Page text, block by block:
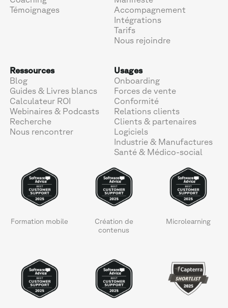
Témoignages
Accompagnement
Intégrations
Tarifs
Nous rejoindre
Ressources
Blog
Guides & Livres blancs
Calculateur ROI
Webinaires & Podcasts
Recherche
Nous rencontrer
Usages
Onboarding
Forces de vente
Conformité
Relations clients
Clients & partenaires
Logiciels
Industrie & Manufactures
Santé & Médico-social
Formation mobile
Création de
contenus
Microlearning